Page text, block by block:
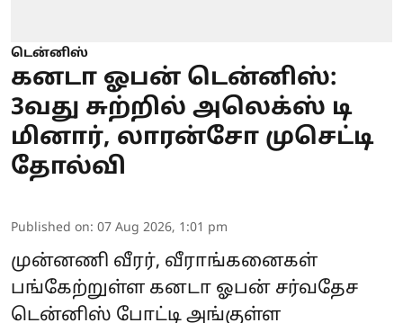
டென்னிஸ்
கனடா ஓபன் டென்னிஸ்:
3வது சுற்றில் அலெக்ஸ் டி
மினார், லாரன்சோ முசெட்டி
தோல்வி
Published on: 07 Aug 2026, 1:01 pm
முன்னணி வீரர், வீராங்கனைகள்
பங்கேற்றுள்ள கனடா ஓபன் சர்வதேச
டென்னிஸ் போட்டி அங்குள்ள